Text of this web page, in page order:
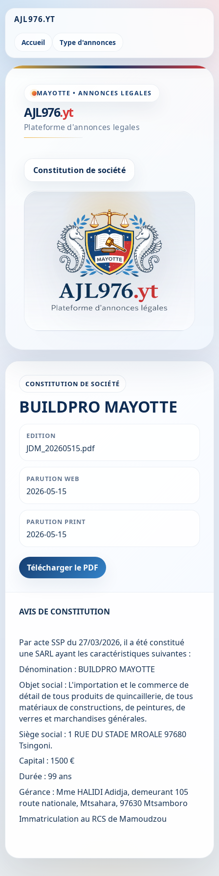
AJL976.YT
Accueil Type d'annonces
MAYOTTE • ANNONCES LEGALES
AJL976.yt
Plateforme d'annonces legales
Constitution de société
CONSTITUTION DE SOCIÉTÉ
BUILDPRO MAYOTTE
EDITION
JDM_20260515.pdf
PARUTION WEB
2026-05-15
PARUTION PRINT
2026-05-15
Télécharger le PDF
AVIS DE CONSTITUTION
Par acte SSP du 27/03/2026, il a été constitué
une SARL ayant les caractéristiques suivantes :
Dénomination : BUILDPRO MAYOTTE
Objet social : L'importation et le commerce de
détail de tous produits de quincaillerie, de tous
matériaux de constructions, de peintures, de
verres et marchandises générales.
Siège social : 1 RUE DU STADE MROALE 97680
Tsingoni.
Capital : 1500 €
Durée : 99 ans
Gérance : Mme HALIDI Adidja, demeurant 105
route nationale, Mtsahara, 97630 Mtsamboro
Immatriculation au RCS de Mamoudzou